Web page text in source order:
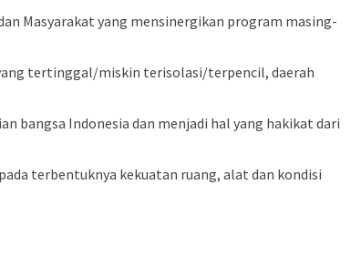
Masyarakat yang mensinergikan program masing-
tertinggal/miskin terisolasi/terpencil, daerah
bangsa Indonesia dan menjadi hal yang hakikat dari
terbentuknya kekuatan ruang, alat dan kondisi